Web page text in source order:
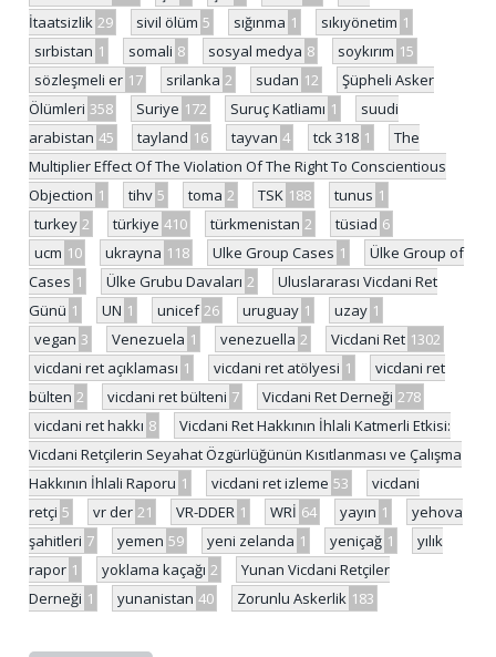
İtaatsizlik 29 sivil ölüm 5 sığınma 1 sıkıyönetim 1
sırbistan 1 somali 8 sosyal medya 8 soykırım 15
sözleşmeli er 17 srilanka 2 sudan 12
Şüpheli Asker
Ölümleri 358 Suriye 172 Suruç Katliamı 1
suudi
arabistan 45 tayland 16 tayvan 4 tck 318 1
The
Multiplier Effect Of The Violation Of The Right To Conscientious
Objection 1 tihv 5 toma 2 TSK 188 tunus 1
turkey 2 türkiye 410 türkmenistan 2 tüsiad 6
ucm 10 ukrayna 118 Ulke Group Cases 1
Ülke Group of
Cases 1 Ülke Grubu Davaları 2
Uluslararası Vicdani Ret
Günü 1 UN 1 unicef 26 uruguay 1 uzay 1
vegan 3 Venezuela 1 venezuella 2 Vicdani Ret 1302
vicdani ret açıklaması 1 vicdani ret atölyesi 1
vicdani ret
bülten 2 vicdani ret bülteni 7 Vicdani Ret Derneği 278
vicdani ret hakkı 8
Vicdani Ret Hakkının İhlali Katmerli Etkisi:
Vicdani Retçilerin Seyahat Özgürlüğünün Kısıtlanması ve Çalışma
Hakkının İhlali Raporu 1 vicdani ret izleme 53
vicdani
retçi 5 vr der 21 VR-DDER 1 WRİ 64 yayın 1
yehova
şahitleri 7 yemen 59 yeni zelanda 1 yeniçağ 1
yılık
rapor 1 yoklama kaçağı 2
Yunan Vicdani Retçiler
Derneği 1 yunanistan 40 Zorunlu Askerlik 183